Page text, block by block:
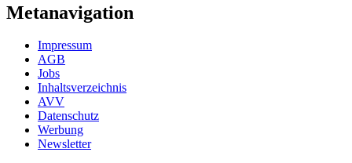
Metanavigation
Impressum
AGB
Jobs
Inhaltsverzeichnis
AVV
Datenschutz
Werbung
Newsletter